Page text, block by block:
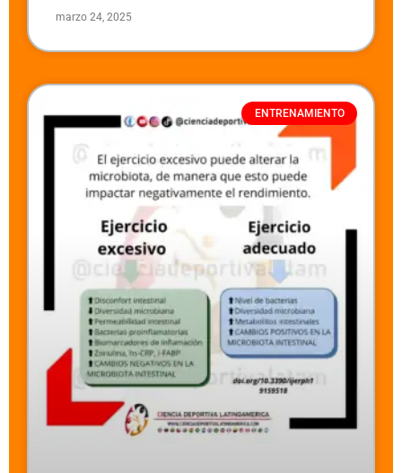
marzo 24, 2025
ENTRENAMIENTO